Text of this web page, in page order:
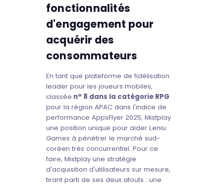
fonctionnalités
d'engagement pour
acquérir des
consommateurs
En tant que plateforme de fidélisation
leader pour les joueurs mobiles,
classée n° 8 dans la catégorie RPG
pour la région APAC dans l'indice de
performance AppsFlyer 2025, Mistplay
une position unique pour aider Leniu
Games à pénétrer le marché sud-
coréen très concurrentiel. Pour ce
faire, Mistplay une stratégie
d'acquisition d'utilisateurs sur mesure,
tirant parti de ses deux atouts : une